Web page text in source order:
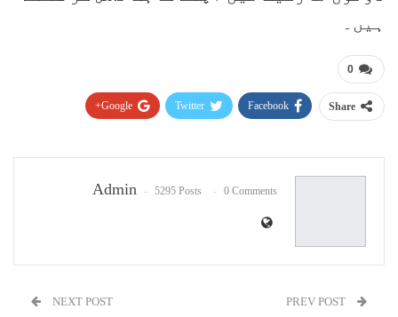
ہیں۔
0
Share
Facebook
Twitter
Google+
Admin 5295 Posts 0 Comments
NEXT POST